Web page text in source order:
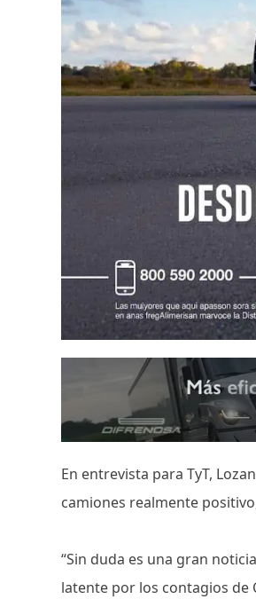
En entrevista para TyT,
camiones realmente
“Sin duda es una gran
latente por los contagios de